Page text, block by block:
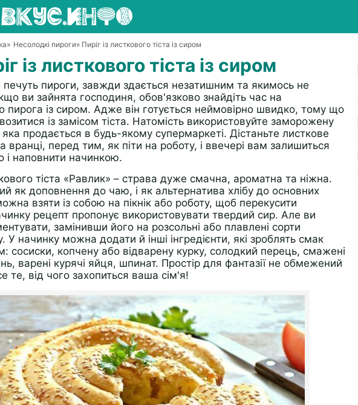
» Несолодкі пироги» Пиріг із листкового тіста із сиром
із листкового тіста із сиром
пироги, завжди здається незатишним та якимось не
ви зайнята господиня, обов'язково знайдіть час на
пирога із сиром. Адже він готується неймовірно швидко, тому що
із замісом тіста. Натомість використовуйте заморожену
яка продається в будь-якому супермаркеті. Дістаньте листкове
вранці, перед тим, як піти на роботу, і ввечері вам залишиться
і наповнити начинкою.
тіста «Равлик» – страва дуже смачна, ароматна та ніжна.
як доповнення до чаю, і як альтернатива хлібу до основних
взяти із собою на пікнік або роботу, щоб перекусити
рецепт пропонує використовувати твердий сир. Але ви
замінивши його на розсольні або плавлені сорти
У начинку можна додати й інші інгредієнти, які зроблять смак
сосиски, копчену або відварену курку, солодкий перець, смажені
варені курячі яйця, шпинат. Простір для фантазії не обмежений
те, від чого захопиться ваша сім'я!